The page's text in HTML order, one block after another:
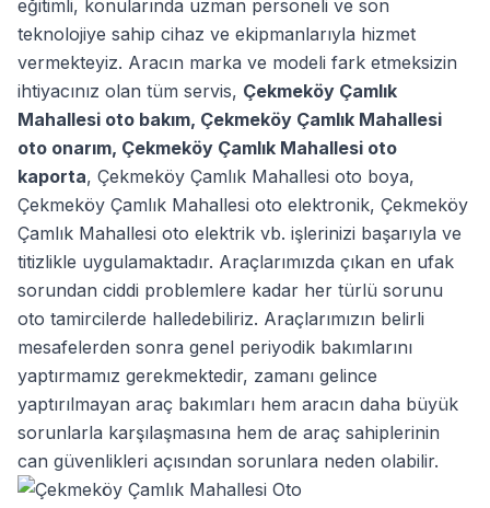
eğitimli, konularında uzman personeli ve son
teknolojiye sahip cihaz ve ekipmanlarıyla hizmet
vermekteyiz. Aracın marka ve modeli fark etmeksizin
ihtiyacınız olan tüm servis, Çekmeköy Çamlık
Mahallesi oto bakım, Çekmeköy Çamlık Mahallesi
oto onarım, Çekmeköy Çamlık Mahallesi oto
kaporta, Çekmeköy Çamlık Mahallesi oto boya,
Çekmeköy Çamlık Mahallesi oto elektronik, Çekmeköy
Çamlık Mahallesi oto elektrik vb. işlerinizi başarıyla ve
titizlikle uygulamaktadır. Araçlarımızda çıkan en ufak
sorundan ciddi problemlere kadar her türlü sorunu
oto tamircilerde halledebiliriz. Araçlarımızın belirli
mesafelerden sonra genel periyodik bakımlarını
yaptırmamız gerekmektedir, zamanı gelince
yaptırılmayan araç bakımları hem aracın daha büyük
sorunlarla karşılaşmasına hem de araç sahiplerinin
can güvenlikleri açısından sorunlara neden olabilir.